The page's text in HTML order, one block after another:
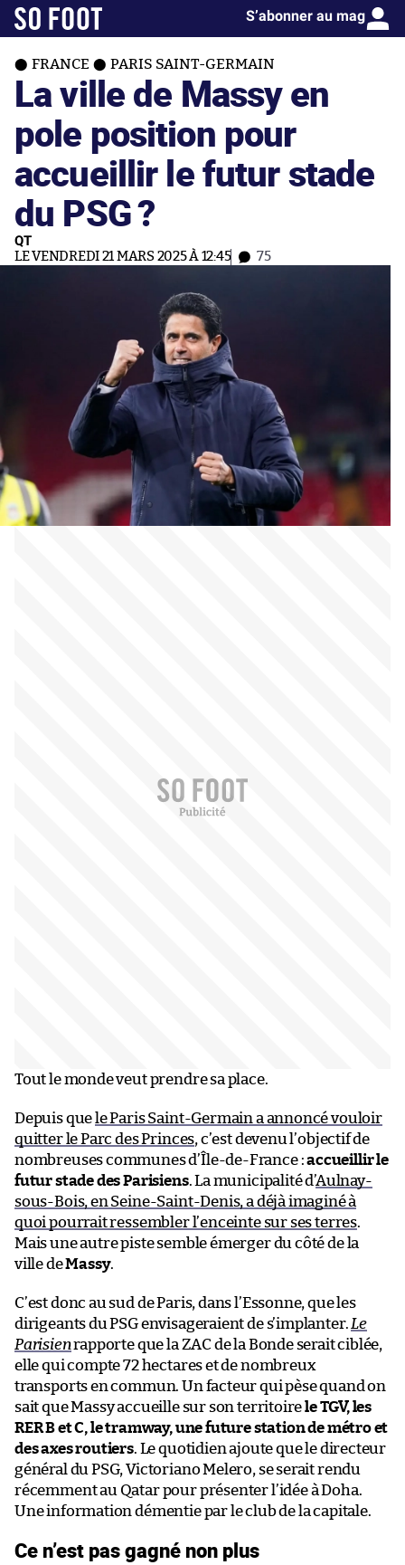
S’abonner au mag
FRANCE PARIS SAINT-GERMAIN
La ville de Massy en
pole position pour
accueillir le futur stade
du PSG ?
QT
LE VENDREDI 21 MARS 2025 À 12:45 75
Tout le monde veut prendre sa place.
Depuis que le Paris Saint-Germain a annoncé vouloir
quitter le Parc des Princes, c’est devenu l’objectif de
nombreuses communes d’Île-de-France :accueillir le
futur stade des Parisiens. La municipalité d’Aulnay-
sous-Bois, en Seine-Saint-Denis, a déjà imaginé à
quoi pourrait ressembler l’enceinte sur ses terres.
Mais une autre piste semble émerger du côté de la
ville deMassy.
C’est donc au sud de Paris, dans l’Essonne, que les
dirigeants du PSG envisageraient de s’implanter. Le
Parisienrapporte que la ZAC de la Bonde serait ciblée,
elle qui compte 72 hectares et de nombreux
transports en commun. Un facteur qui pèse quand on
sait que Massy accueille sur son territoirele TGV, les
RER B et C, le tramway, une future station de métro et
des axes routiers. Le quotidien ajoute que le directeur
général du PSG, Victoriano Melero, se serait rendu
récemment au Qatar pour présenter l’idée à Doha.
Une information démentie par le club de la capitale.
Ce n’est pas gagné non plus